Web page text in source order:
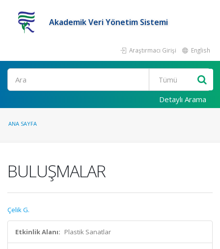
Akademik Veri Yönetim Sistemi
Araştırmacı Girişi English
Ara
Detaylı Arama
ANA SAYFA
BULUŞMALAR
Çelik G.
Etkinlik Alanı: Plastik Sanatlar